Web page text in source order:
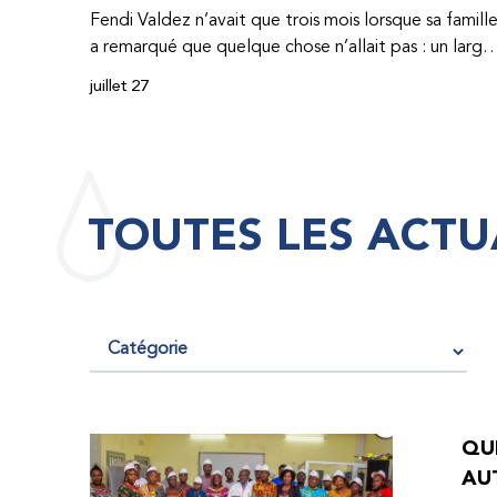
Fendi Valdez n’avait que trois mois lorsque sa famille
a remarqué que quelque chose n’allait pas : un large
hématome était apparu sur son corps. À l’époque,
étaient chers et difficiles à se procurer. Afin que son
saignements, manquait l’école, était hospitalisé, et a
fini par développer des problèmes très graves aux
par le Programme d’aide humanitaire de la
Fédération mondiale de l’hémophilie qu’il a
juillet 27
TOUTES LES